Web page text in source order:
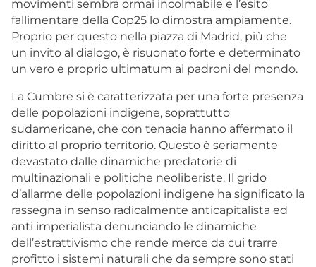
movimenti sembra ormai incolmabile e l’esito
fallimentare della Cop25 lo dimostra ampiamente.
Proprio per questo nella piazza di Madrid, più che
un invito al dialogo, è risuonato forte e determinato
un vero e proprio ultimatum ai padroni del mondo.
La Cumbre si è caratterizzata per una forte presenza
delle popolazioni indigene, soprattutto
sudamericane, che con tenacia hanno affermato il
diritto al proprio territorio. Questo è seriamente
devastato dalle dinamiche predatorie di
multinazionali e politiche neoliberiste. Il grido
d’allarme delle popolazioni indigene ha significato la
rassegna in senso radicalmente anticapitalista ed
anti imperialista denunciando le dinamiche
dell’estrattivismo che rende merce da cui trarre
profitto i sistemi naturali che da sempre sono stati